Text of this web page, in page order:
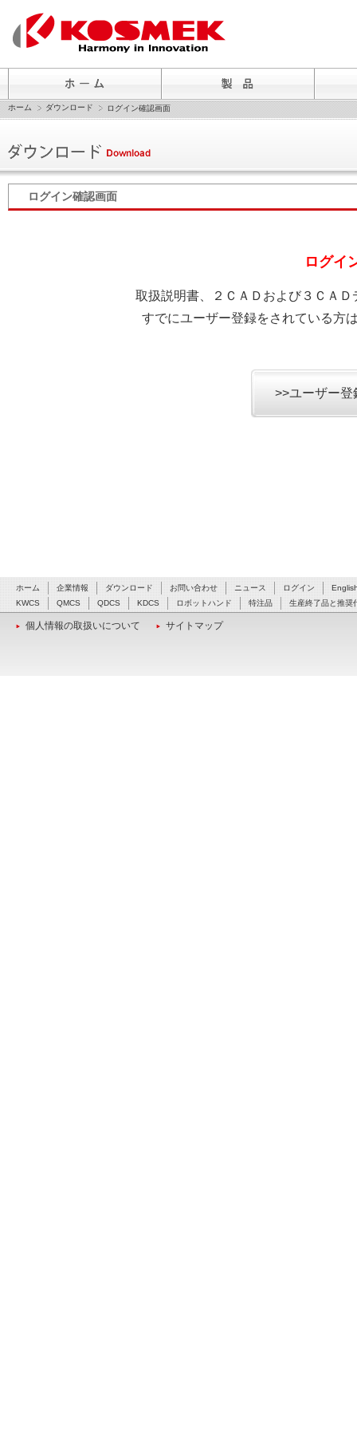
ホーム ダウンロード ログイン確認画面
ログイン確認画面
ログイ
取扱説明書、２ＣＡＤおよび３ＣＡ
すでにユーザー登録をされている方
>>ユーザー
ホーム 企業情報 ダウンロード お問い合わせ ニュース ログイン
KWCS
QMCS QDCS KDCS ロボットハンド 特注品 生産終了品と推奨
個人情報の取扱いについて サイトマップ